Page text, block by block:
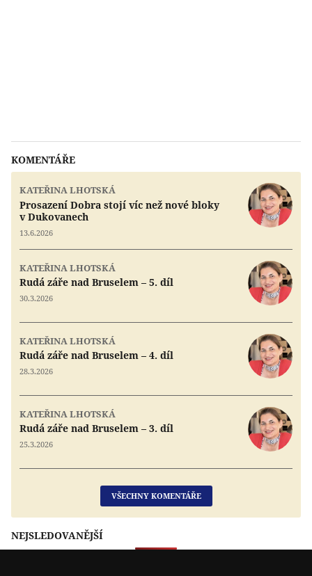
KOMENTÁŘE
KATEŘINA LHOTSKÁ
Prosazení Dobra stojí víc než nové bloky
v Dukovanech
13.6.2026
KATEŘINA LHOTSKÁ
Rudá záře nad Bruselem – 5. díl
30.3.2026
KATEŘINA LHOTSKÁ
Rudá záře nad Bruselem – 4. díl
28.3.2026
KATEŘINA LHOTSKÁ
Rudá záře nad Bruselem – 3. díl
25.3.2026
VŠECHNY KOMENTÁŘE
NEJSLEDOVANĚJŠÍ